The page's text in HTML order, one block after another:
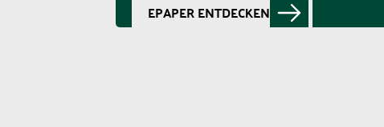
EPAPER ENTDECKEN